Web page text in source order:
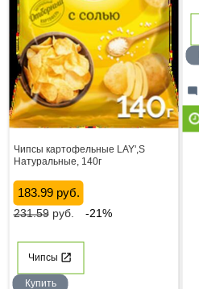
mode_comment
Чипсы картофельные LAY',S
Натуральные, 140г
183.99 руб.
231.59руб. -21%
Чипсы
Купить